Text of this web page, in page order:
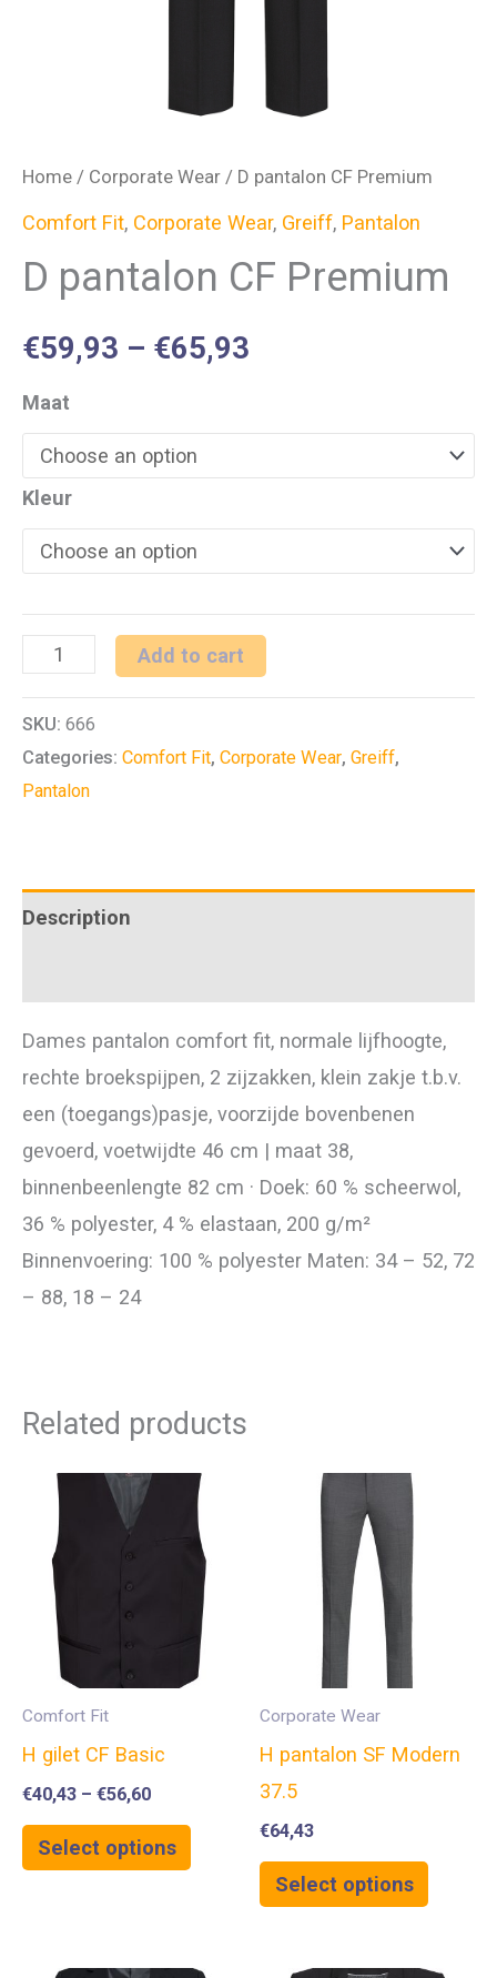
Home / Corporate Wear / D pantalon CF Premium
Comfort Fit, Corporate Wear, Greiff, Pantalon
D pantalon CF Premium
€59,93 – €65,93
Maat
Kleur
CF
Premium
quantity
Add to cart
SKU: 666
Categories: Comfort Fit, Corporate Wear, Greiff,
Pantalon
Description
Dames pantalon comfort fit, normale lijfhoogte,
rechte broekspijpen, 2 zijzakken, klein zakje t.b.v.
een (toegangs)pasje, voorzijde bovenbenen
gevoerd, voetwijdte 46 cm | maat 38,
binnenbeenlengte 82 cm · Doek: 60 % scheerwol,
36 % polyester, 4 % elastaan, 200 g/m²
Binnenvoering: 100 % polyester Maten: 34 – 52, 72
– 88, 18 – 24
Related products
Comfort Fit
H gilet CF Basic
€40,43 – €56,60
Select options
Corporate Wear
H pantalon SF Modern
37.5
€64,43
Select options